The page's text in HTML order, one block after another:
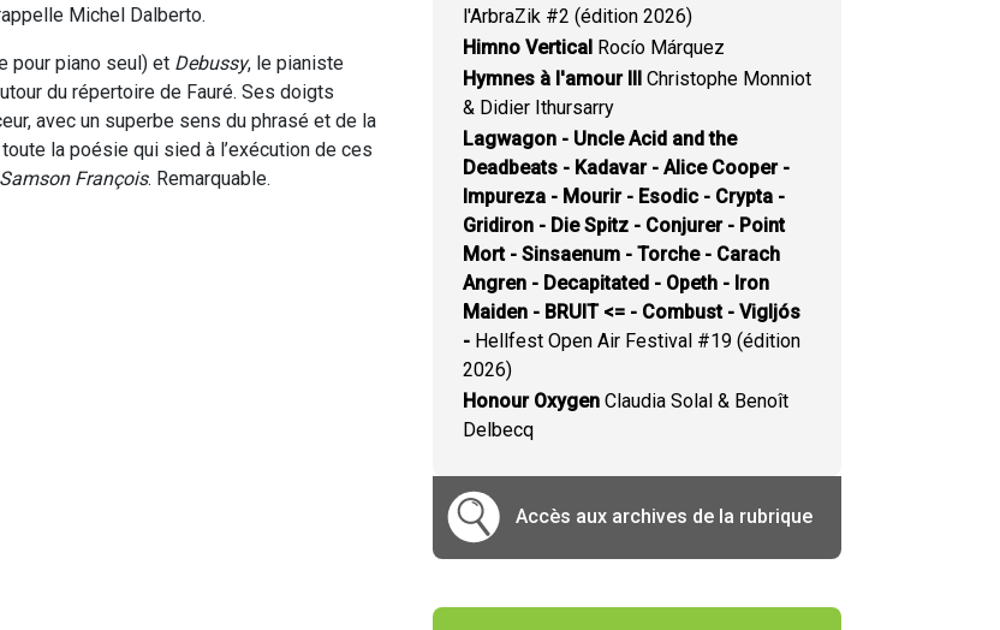
Michel Dalberto.
pour piano seul) et Debussy, le pianiste
du répertoire de Fauré. Ses doigts
avec un superbe sens du phrasé et de la
la poésie qui sied à l’exécution de ces
Samson François. Remarquable.
l'ArbraZik #2 (édition 2026)
Himno Vertical Rocío Márquez
Hymnes à l'amour III Christophe Monniot
& Didier Ithursarry
Lagwagon - Uncle Acid and the
Deadbeats - Kadavar - Alice Cooper -
Impureza - Mourir - Esodic - Crypta -
Gridiron - Die Spitz - Conjurer - Point
Mort - Sinsaenum - Torche - Carach
Angren - Decapitated - Opeth - Iron
Maiden - BRUIT <= - Combust - Vigljós
- Hellfest Open Air Festival #19 (édition
2026)
Honour Oxygen Claudia Solal & Benoît
Delbecq
Accès aux archives de la rubrique